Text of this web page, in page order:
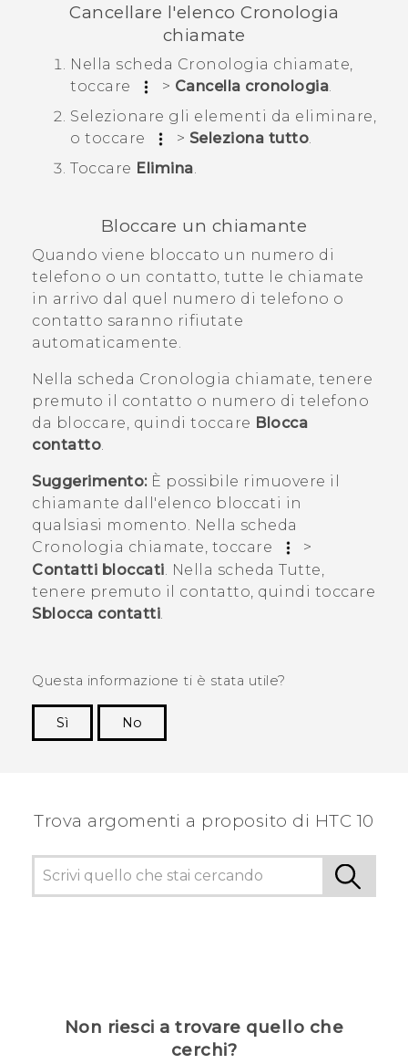
Cancellare l'elenco Cronologia
chiamate
Nella scheda Cronologia chiamate,
toccare
> Cancella cronologia.
Selezionare gli elementi da eliminare,
o toccare
> Seleziona tutto.
Toccare Elimina.
Bloccare un chiamante
Quando viene bloccato un numero di
telefono o un contatto, tutte le chiamate
in arrivo dal quel numero di telefono o
contatto saranno rifiutate
automaticamente.
Nella scheda Cronologia chiamate, tenere
premuto il contatto o numero di telefono
da bloccare, quindi toccare Blocca
contatto.
Suggerimento:È possibile rimuovere il
chiamante dall'elenco bloccati in
qualsiasi momento. Nella scheda
Cronologia chiamate, toccare
>
Contatti bloccati. Nella scheda Tutte,
tenere premuto il contatto, quindi toccare
Sblocca contatti.
Questa informazione ti è stata utile?
Sì
No
Trova argomenti a proposito di HTC 10
Non riesci a trovare quello che
cerchi?